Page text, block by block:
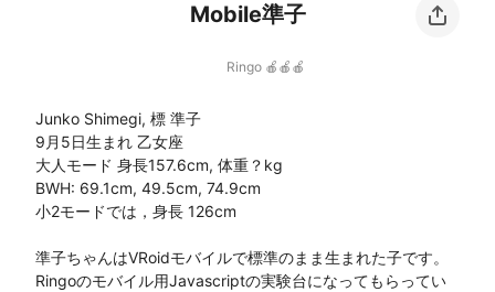
Mobile準子
Ringo 🍎🍎🍎
Junko Shimegi, 標 準子
9月5日生まれ 乙女座
大人モード 身長157.6cm, 体重？kg
BWH: 69.1cm, 49.5cm, 74.9cm
小2モードでは，身長 126cm
準子ちゃんはVRoidモバイルで標準のまま生まれた子です。
Ringoのモバイル用Javascriptの実験台になってもらってい